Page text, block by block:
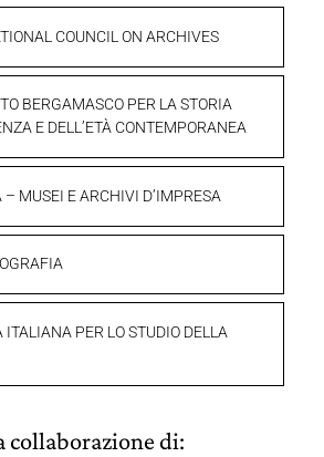
COUNCIL ON ARCHIVES
BERGAMASCO PER LA STORIA
E DELL’ETÀ CONTEMPORANEA
MUSEI E ARCHIVI D’IMPRESA
ITALIANA PER LO STUDIO DELLA
collaborazione di: